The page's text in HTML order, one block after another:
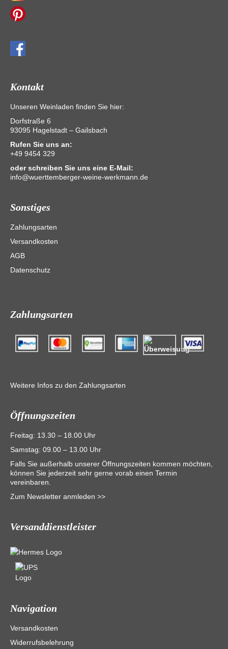
Kontakt
Unseren Weinladen finden Sie hier:
Dorfstraße 6
93095 Hagelstadt – Gailsbach
Rufen Sie uns an:
+49 9454 329
oder schreiben Sie uns eine E-Mail:
info@wuerttemberger-weine-werkmann.de
Sonstiges
Zahlungsarten
Versandkosten
AGB
Datenschutz
Zahlungsarten
Weitere Infos zu den Zahlungsarten
Öffnungszeiten
Freitag: 13.30 – 18.00 Uhr
Samstag: 09.00 – 13.00 Uhr
Falls Sie außerhalb unserer Öffnungszeiten kommen möchten,
können Sie jederzeit sehr gerne vorab einen Termin
vereinbaren.
Zum Newsletter anmleden >>
Versanddienstleister
Navigation
Versandkosten
Widerrufsbelehrung